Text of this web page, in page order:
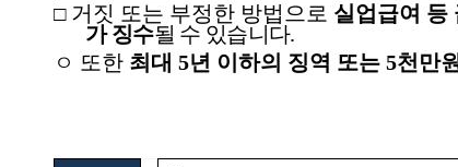
□ 거짓 또는 부정한 방법으로 실업급여 등
가 징수될 수 있습니다.
ㅇ 또한 최대 5년 이하의 징역 또는 5천만